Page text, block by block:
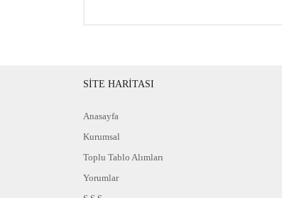
SİTE HARİTASI
Anasayfa
Kurumsal
Toplu Tablo Alımları
Yorumlar